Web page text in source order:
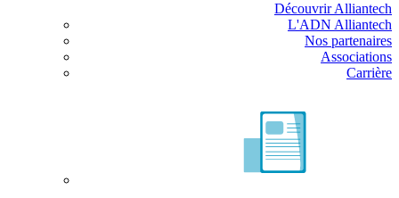
Découvrir Alliantech
L'ADN Alliantech
Nos partenaires
Associations
Carrière